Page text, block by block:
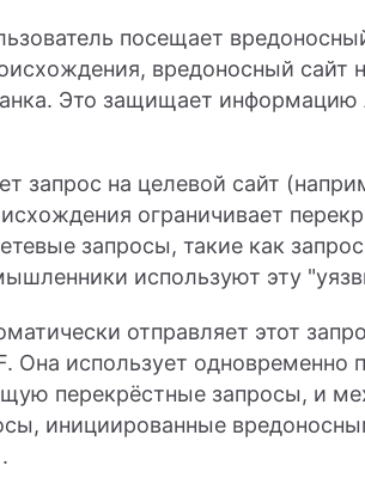
посещает
вредоносный сайт
Это защищает информацию
запрос на целевой сайт
ограничивает
запросы, такие как
используют эту
отправляет этот
Она использует одновременно
перекрёстные запросы, и
инициированные